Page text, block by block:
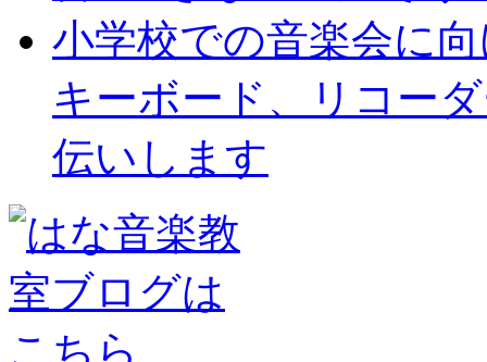
小学校での音楽会に
キーボード、リコー
伝いします